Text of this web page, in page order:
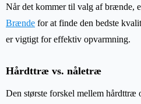
Når det kommer til valg af brænde,
Brænde for at finde den bedste
er vigtigt for effektiv opvarmning.
Hårdttræ vs. nåletræ
Den største forskel mellem